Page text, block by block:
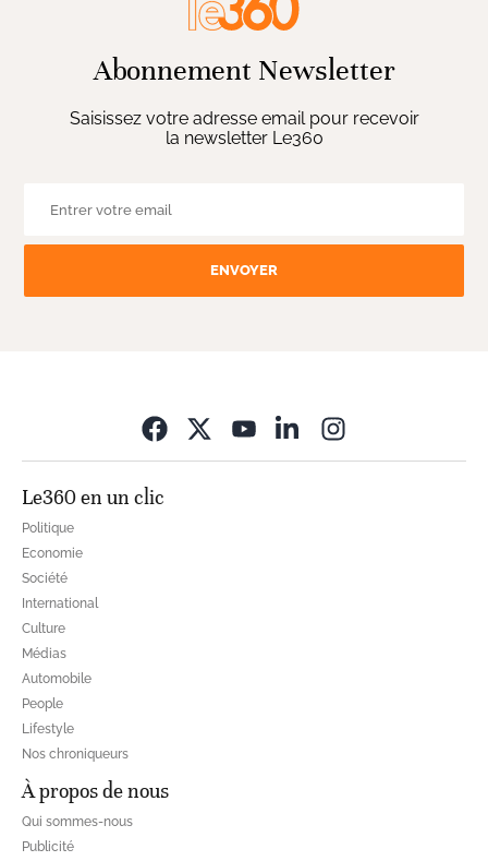
Abonnement Newsletter
Saisissez votre adresse email pour recevoir
la newsletter Le360
ENVOYER
Le360 en un clic
Politique
Economie
Société
International
Culture
Médias
Automobile
People
Lifestyle
Nos chroniqueurs
À propos de nous
Qui sommes-nous
Publicité